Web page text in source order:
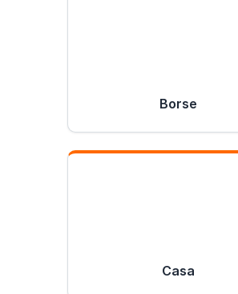
Borse
Casa